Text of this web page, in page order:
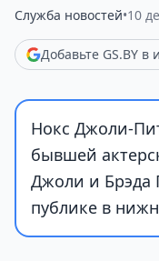
Служба новостей•10
Добавьте GS.BY
Нокс Джоли-
бывшей
Джоли и Брэда
публике в